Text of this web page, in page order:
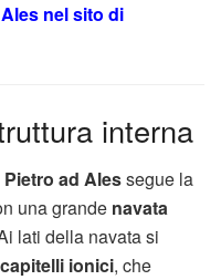
nel sito di
interna
ad Alessegue la
una grande navata
lati della navata si
ionici, che